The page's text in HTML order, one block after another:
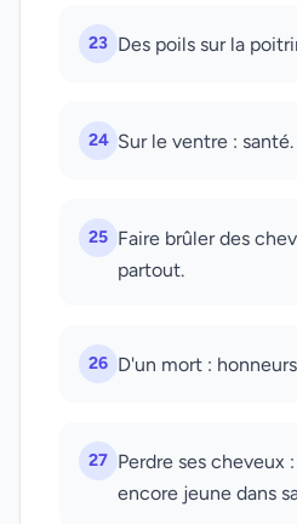
23 Des poils sur la
24 Sur le ventre : santé.
25 Faire brûler des
partout.
26 D'un mort :
27 Perdre ses cheveux
encore jeune dans